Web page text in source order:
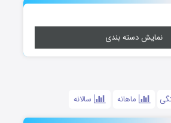
نمایش دسته بندی
ماهانه سالانه